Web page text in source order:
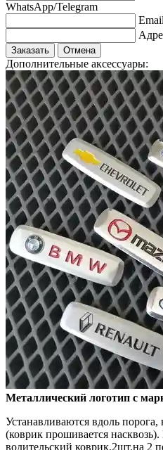
WhatsApp/Telegram
Email
Заказать Отмена
Дополнительные аксессуары:
Металлический логотип с
Устанавливаются вдоль
(коврик прошивается
водительский коврик,2шт.на 2